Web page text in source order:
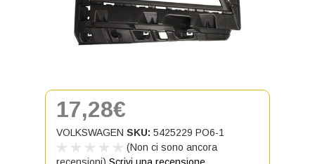
17,28€
VOLKSWAGEN SKU: 5425229 PO6-1
(Non ci sono ancora